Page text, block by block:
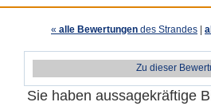
« alle Bewertungen des Strandes
Zu dieser
Sie haben aussagekräftige